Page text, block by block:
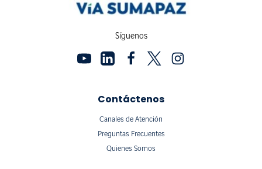
Síguenos
Contáctenos
Canales de Atención
Preguntas Frecuentes
Quienes Somos